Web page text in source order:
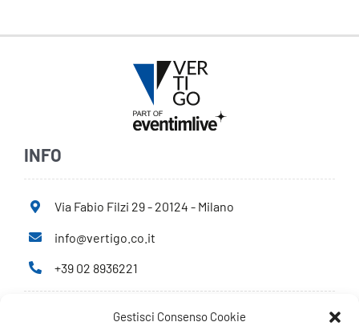
Gestisci Consenso Cookie
INFO
Via Fabio Filzi 29 - 20124 - Milano
info@vertigo.co.it
+39 02 8936221
Privacy Policy